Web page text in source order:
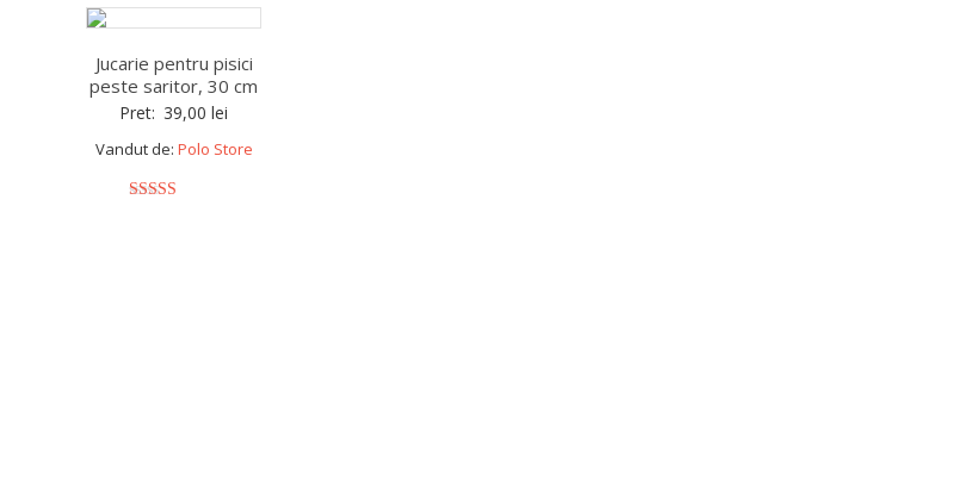
Jucarie pentru pisici
peste saritor, 30 cm
Pret: 39,00lei
Vandut de: Polo Store